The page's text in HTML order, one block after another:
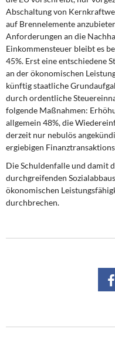
Abschaltung von
auf Brennelemente
Anforderungen an die
Einkommensteuer bleibt es
45%. Erst eine entschiedene
an der ökonomischen
künftig staatliche
durch ordentliche
folgende Maßnahmen:
allgemein 48%, die
derzeit nur nebulös
ergiebigen
Die Schuldenfalle und damit
durchgreifenden
ökonomischen
durchbrechen.